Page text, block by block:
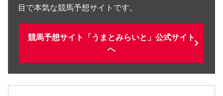
目で本気な競馬予想サイトです。
競馬予想サイト「うまとみらいと」公式サイト
へ